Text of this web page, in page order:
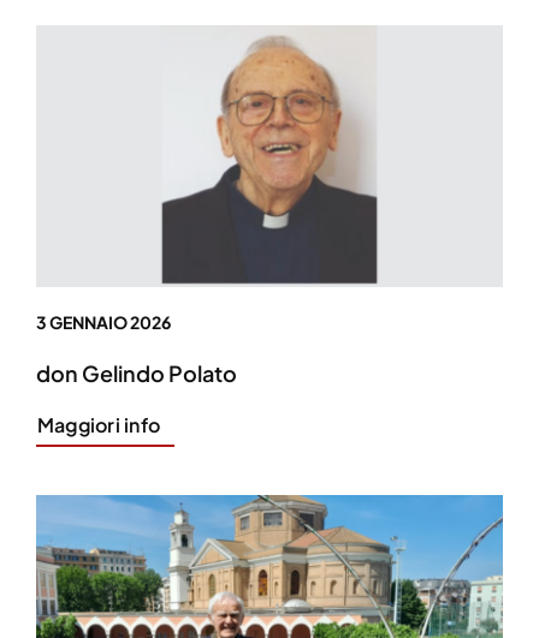
3 GENNAIO 2026
don Gelindo Polato
Maggiori info